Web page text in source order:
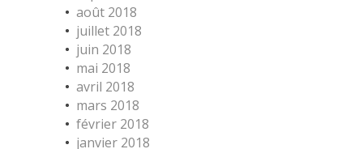
août 2018
juillet 2018
juin 2018
mai 2018
avril 2018
mars 2018
février 2018
janvier 2018